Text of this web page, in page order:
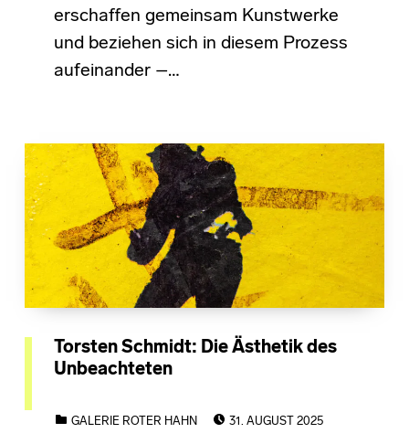
erschaffen gemeinsam Kunstwerke
und beziehen sich in diesem Prozess
aufeinander –…
Torsten Schmidt: Die Ästhetik des
Unbeachteten
GALERIE ROTER HAHN
31. AUGUST 2025